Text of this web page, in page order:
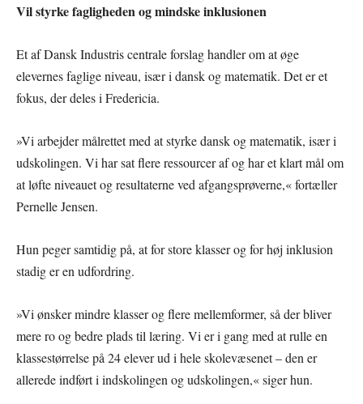
Vil styrke fagligheden og mindske inklusionen
Et af Dansk Industris centrale forslag handler om at øge
elevernes faglige niveau, især i dansk og matematik. Det er et
fokus, der deles i Fredericia.
»Vi arbejder målrettet med at styrke dansk og matematik, især i
udskolingen. Vi har sat flere ressourcer af og har et klart mål om
at løfte niveauet og resultaterne ved afgangsprøverne,« fortæller
Pernelle Jensen.
Hun peger samtidig på, at for store klasser og for høj inklusion
stadig er en udfordring.
»Vi ønsker mindre klasser og flere mellemformer, så der bliver
mere ro og bedre plads til læring. Vi er i gang med at rulle en
klassestørrelse på 24 elever ud i hele skolevæsenet – den er
allerede indført i indskolingen og udskolingen,« siger hun.